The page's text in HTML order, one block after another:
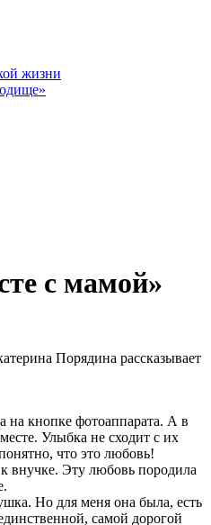
жизни
с мамой»
Порядина рассказывает
на кнопке фотоаппарата. А в
Улыбка не сходит с их
что это любовь!
внучке. Эту любовь породила
Но для меня она была, есть
самой дорогой